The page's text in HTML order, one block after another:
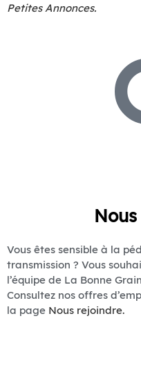
Petites Annonces.
Vous êtes sensible à la
transmission ? Vous
l’équipe de La Bonne
Consultez nos offres
la page Nous rejoindre.